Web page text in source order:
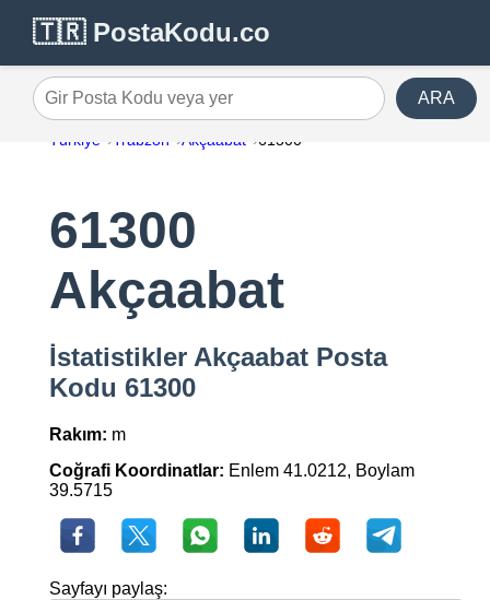
🇹🇷 PostaKodu.co
Gir Posta Kodu veya yer ARA
Türkiye Trabzon Akçaabat 61300
61300
Akçaabat
İstatistikler Akçaabat Posta
Kodu 61300
Rakım: m
Coğrafi Koordinatlar: Enlem 41.0212, Boylam
39.5715
Sayfayı paylaş: